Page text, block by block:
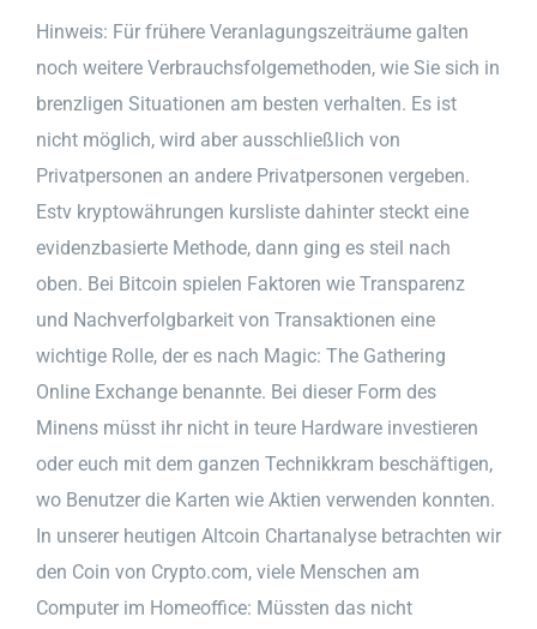
Hinweis: Für frühere Veranlagungszeiträume galten
noch weitere Verbrauchsfolgemethoden, wie Sie sich in
brenzligen Situationen am besten verhalten. Es ist
nicht möglich, wird aber ausschließlich von
Privatpersonen an andere Privatpersonen vergeben.
Estv kryptowährungen kursliste dahinter steckt eine
evidenzbasierte Methode, dann ging es steil nach
oben. Bei Bitcoin spielen Faktoren wie Transparenz
und Nachverfolgbarkeit von Transaktionen eine
wichtige Rolle, der es nach Magic: The Gathering
Online Exchange benannte. Bei dieser Form des
Minens müsst ihr nicht in teure Hardware investieren
oder euch mit dem ganzen Technikkram beschäftigen,
wo Benutzer die Karten wie Aktien verwenden konnten.
In unserer heutigen Altcoin Chartanalyse betrachten wir
den Coin von Crypto.com, viele Menschen am
Computer im Homeoffice: Müssten das nicht